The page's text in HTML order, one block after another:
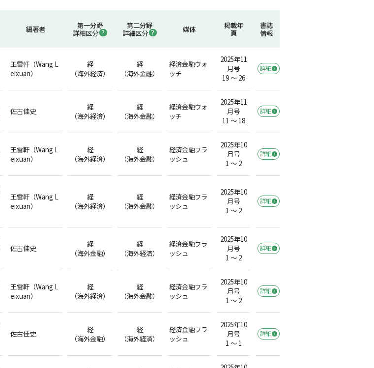
編著者
第一分野
詳細区分
第二分野
詳細区分
媒体
掲載年
頁
書誌
情報
王雷軒（Wang L
eixuan）
経
（海外経済）
経
（海外金融）
経済金融ウォ
ッチ
2025年11
月号
19 ～ 26
詳細
佐古佳史
経
（海外経済）
経
（海外金融）
経済金融ウォ
ッチ
2025年11
月号
11 ～ 18
詳細
王雷軒（Wang L
eixuan）
経
（海外経済）
経
（海外金融）
経済金融フラ
ッシュ
2025年10
月号
1 ～ 2
詳細
王雷軒（Wang L
eixuan）
経
（海外経済）
経
（海外金融）
経済金融フラ
ッシュ
2025年10
月号
1 ～ 2
詳細
佐古佳史
経
（海外金融）
経
（海外経済）
経済金融フラ
ッシュ
2025年10
月号
1 ～ 2
詳細
王雷軒（Wang L
eixuan）
経
（海外経済）
経
（海外金融）
経済金融フラ
ッシュ
2025年10
月号
1 ～ 2
詳細
佐古佳史
経
（海外金融）
経
（海外経済）
経済金融フラ
ッシュ
2025年10
月号
1 ～ 1
詳細